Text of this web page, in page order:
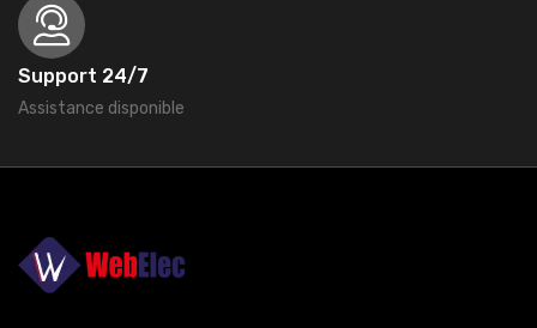
Support 24/7
Assistance disponible